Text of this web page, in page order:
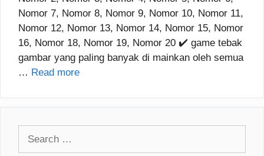
Nomor 7, Nomor 8, Nomor 9, Nomor 10, Nomor 11,
Nomor 12, Nomor 13, Nomor 14, Nomor 15, Nomor
16, Nomor 18, Nomor 19, Nomor 20 ✔️ game tebak
gambar yang paling banyak di mainkan oleh semua
… Read more